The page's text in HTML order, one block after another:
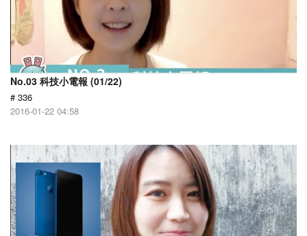
No.03 科技小電報 (01/22)
# 336
2016-01-22 04:58